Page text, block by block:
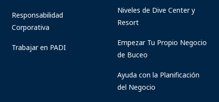
Responsabilidad
Corporativa
Trabajar en PADI
Niveles de Dive Center y
Resort
Empezar Tu Propio Negocio
de Buceo
Ayuda con la Planificación
del Negocio